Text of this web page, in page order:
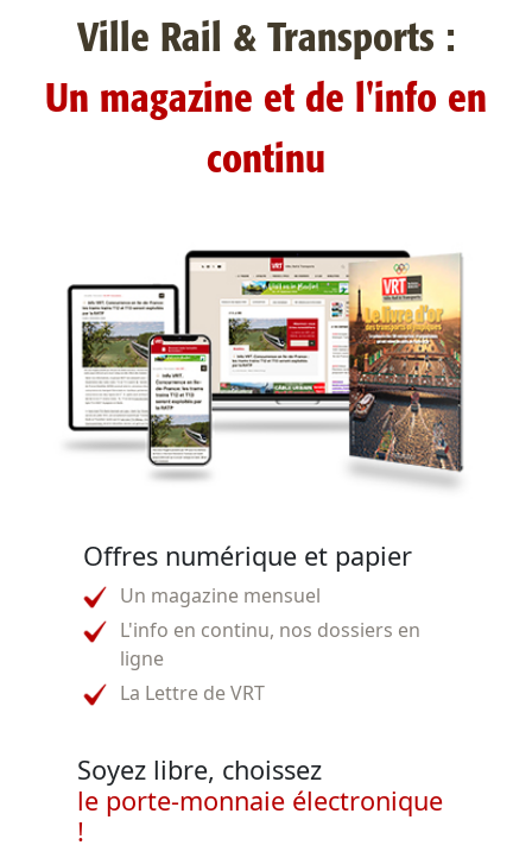
Ville Rail & Transports :
Un magazine et de l'info en
continu
Offres numérique et papier
Un magazine mensuel
L'info en continu, nos dossiers en
ligne
La Lettre de VRT
Soyez libre, choissez
le porte-monnaie électronique
!